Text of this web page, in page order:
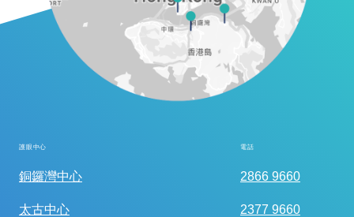
護眼中心 電話
銅鑼灣中心 2866 9660
太古中心 2377 9660